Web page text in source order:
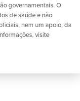
governamentais. O
de saúde e não
nem um apoio, da
visite